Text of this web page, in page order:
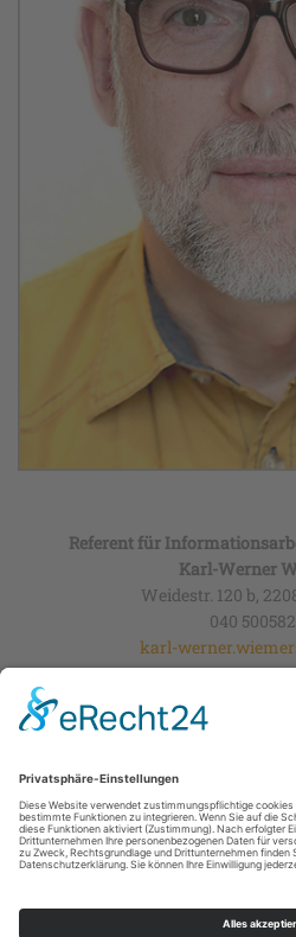
Referent für
Karl-Werner
Weidestr. 120 b,
040
karl-
WDTU